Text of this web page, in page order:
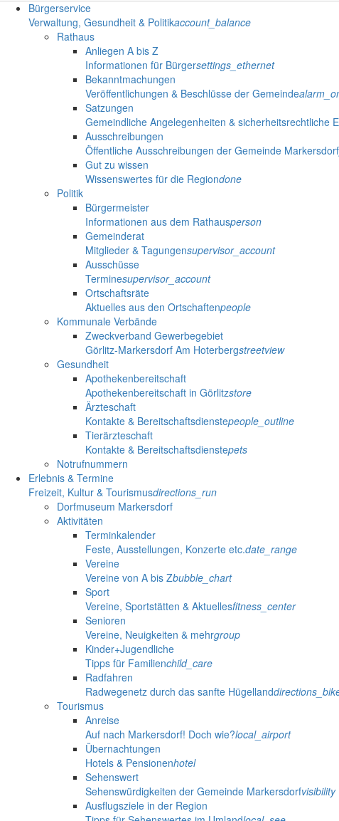
Bürgerservice
Verwaltung, Gesundheit & Politikaccount_balance
Rathaus
Anliegen A bis Z
Informationen für Bürgersettings_ethernet
Bekanntmachungen
Veröffentlichungen & Beschlüsse der Gemeinde
Satzungen
Gemeindliche Angelegenheiten & sicherheitsrechtliche
Ausschreibungen
Öffentliche Ausschreibungen der Gemeinde Markersdorf
Gut zu wissen
Wissenswertes für die Regiondone
Politik
Bürgermeister
Informationen aus dem Rathausperson
Gemeinderat
Mitglieder & Tagungensupervisor_account
Ausschüsse
Terminesupervisor_account
Ortschaftsräte
Aktuelles aus den Ortschaftenpeople
Kommunale Verbände
Zweckverband Gewerbegebiet
Görlitz-Markersdorf Am Hoterbergstreetview
Gesundheit
Apothekenbereitschaft
Apothekenbereitschaft in Görlitzstore
Ärzteschaft
Kontakte & Bereitschaftsdienstepeople_outline
Tierärzteschaft
Kontakte & Bereitschaftsdienstepets
Notrufnummern
Erlebnis & Termine
Freizeit, Kultur & Tourismusdirections_run
Dorfmuseum Markersdorf
Aktivitäten
Terminkalender
Feste, Ausstellungen, Konzerte etc.date_range
Vereine
Vereine von A bis Zbubble_chart
Sport
Vereine, Sportstätten & Aktuellesfitness_center
Senioren
Vereine, Neuigkeiten & mehrgroup
Kinder+Jugendliche
Tipps für Familienchild_care
Radfahren
Radwegenetz durch das sanfte Hügelland
Tourismus
Anreise
Auf nach Markersdorf! Doch wie?local_airport
Übernachtungen
Hotels & Pensionenhotel
Sehenswert
Sehenswürdigkeiten der Gemeinde Markersdorfvisibility
Ausflugsziele in der Region